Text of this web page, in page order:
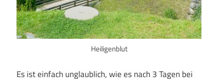
Heiligenblut
Es ist einfach unglaublich, wie es nach 3 Tagen bei